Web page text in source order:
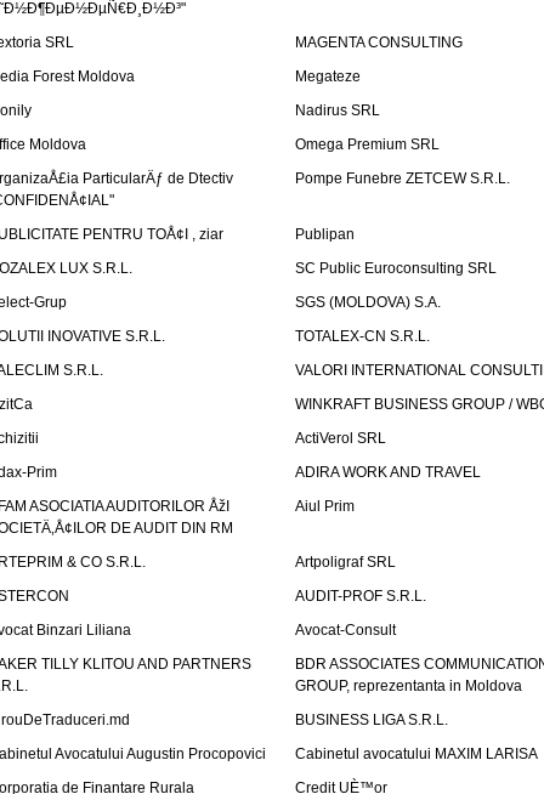
SRL
MAGENTA CONSULTING
Forest Moldova
Megateze
Nadirus SRL
Moldova
Omega Premium SRL
ParticularÄƒ de Dtectiv
Pompe Funebre ZETCEW S.R.L.
PENTRU TOÅ¢I , ziar
Publipan
LUX S.R.L.
SC Public Euroconsulting SRL
Grup
SGS (MOLDOVA) S.A.
INOVATIVE S.R.L.
TOTALEX-CN S.R.L.
S.R.L.
VALORI INTERNATIONAL
WINKRAFT BUSINESS GROUP /
ActiVerol SRL
Prim
ADIRA WORK AND TRAVEL
ASOCIATIA AUDITORILOR ÅžI
DE AUDIT DIN RM
Aiul Prim
& CO S.R.L.
Artpoligraf SRL
AUDIT-PROF S.R.L.
Binzari Liliana
Avocat-Consult
TILLY KLITOU AND PARTNERS
BDR ASSOCIATES
GROUP, reprezentanta in Moldova
BUSINESS LIGA S.R.L.
Avocatului Augustin Procopovici
Cabinetul avocatului MAXIM LARISA
de Finantare Rurala
Credit UÈ™or